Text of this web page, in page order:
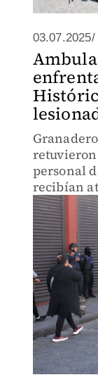
03.07.2025/
personal
recibían